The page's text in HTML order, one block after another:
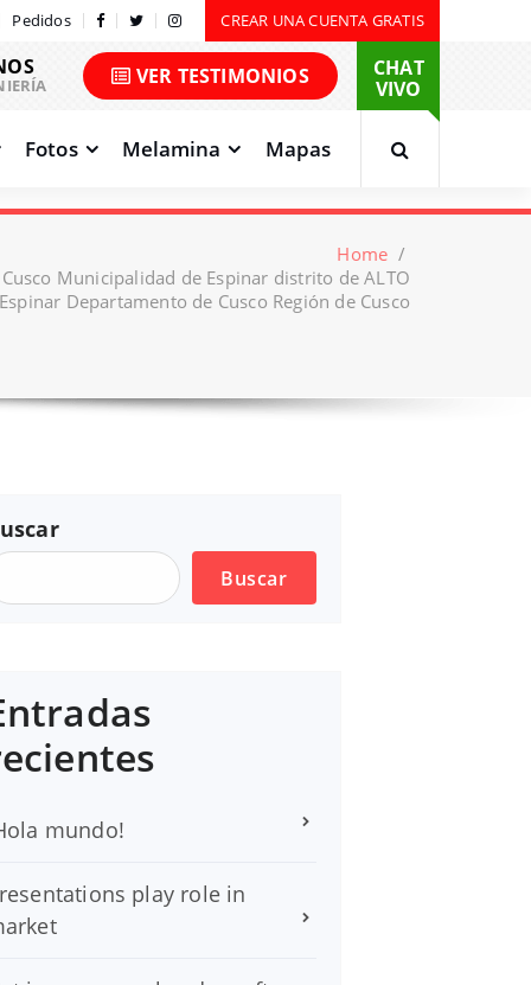
Pedidos CREAR UNA CUENTA GRATIS
VER TESTIMONIOS
CHAT
VIVO
Fotos Melamina Mapas
Home /
Municipalidad de Espinar distrito de ALTO
Departamento de Cusco Región de Cusco
Buscar
mundo!
play role in